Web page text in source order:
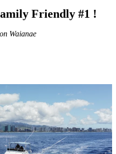
Friendly #1 !
Waianae